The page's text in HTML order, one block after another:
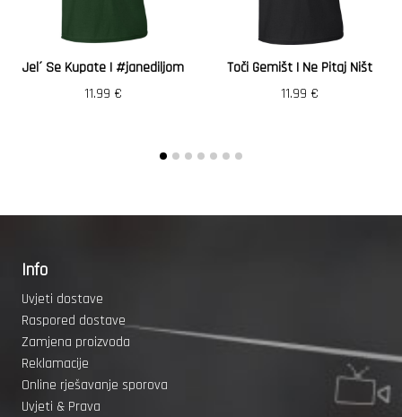
Jel´ Se Kupate | #janediljom
11.99 €
Toči Gemišt I Ne Pitaj Ništ
11.99 €
Info
Uvjeti dostave
Raspored dostave
Zamjena proizvoda
Reklamacije
Online rješavanje sporova
Uvjeti & Prava